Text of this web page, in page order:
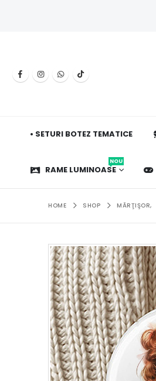
• SETURI BOTEZ TEMATICE
RAME LUMINOASE
NOU
HOME SHOP MĂRŢIŞOR,